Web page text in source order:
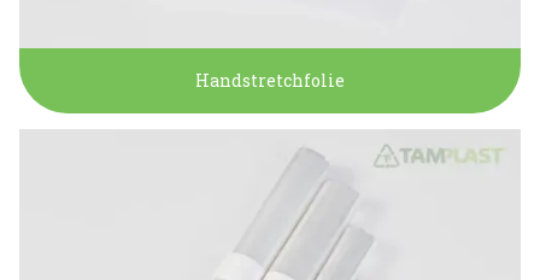
Handstretchfolie